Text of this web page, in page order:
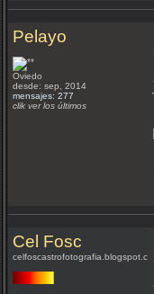
Pelayo
Oviedo
desde: sep, 2014
mensajes: 277
clik ver los últimos
Cel Fosc